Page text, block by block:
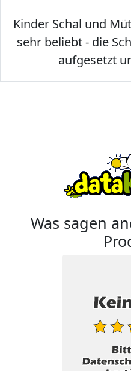
Kinder Schal und
sehr beliebt - die
aufgesetzt
Was sagen